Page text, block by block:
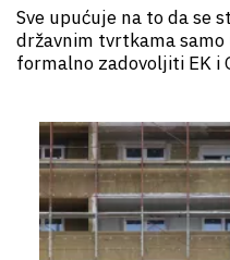
Sve upućuje na to da se
državnim tvrtkama
formalno zadovoljiti EK i